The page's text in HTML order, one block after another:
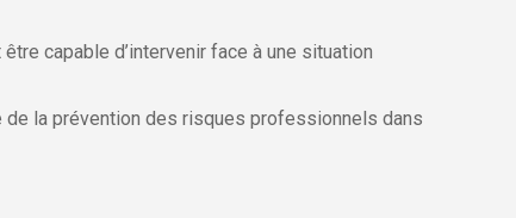
capable d’intervenir face à une situation
la prévention des risques professionnels dans